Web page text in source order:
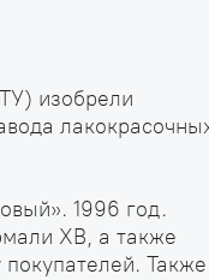
изобрели
1996 год.
ХВ, а также
Также